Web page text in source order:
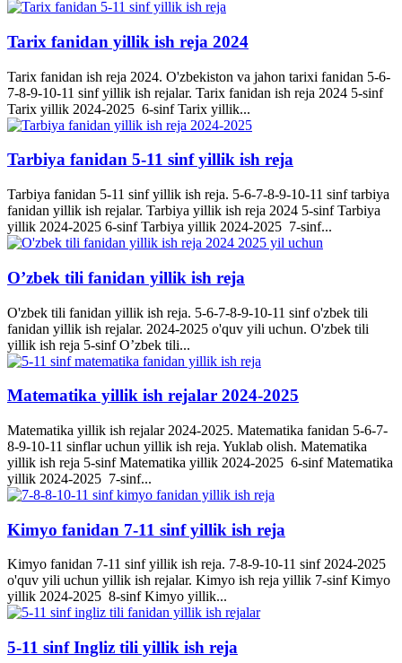
Tarix fanidan yillik ish reja 2024
Tarix fanidan ish reja 2024. O'zbekiston va jahon tarixi fanidan 5-6-
7-8-9-10-11 sinf yillik ish rejalar. Tarix fanidan ish reja 2024 5-sinf
Tarix yillik 2024-2025 6-sinf Tarix yillik...
Tarbiya fanidan 5-11 sinf yillik ish reja
Tarbiya fanidan 5-11 sinf yillik ish reja. 5-6-7-8-9-10-11 sinf tarbiya
fanidan yillik ish rejalar. Tarbiya yillik ish reja 2024 5-sinf Tarbiya
yillik 2024-2025 6-sinf Tarbiya yillik 2024-2025 7-sinf...
O’zbek tili fanidan yillik ish reja
O'zbek tili fanidan yillik ish reja. 5-6-7-8-9-10-11 sinf o'zbek tili
fanidan yillik ish rejalar. 2024-2025 o'quv yili uchun. O'zbek tili
yillik ish reja 5-sinf O’zbek tili...
Matematika yillik ish rejalar 2024-2025
Matematika yillik ish rejalar 2024-2025. Matematika fanidan 5-6-7-
8-9-10-11 sinflar uchun yillik ish reja. Yuklab olish. Matematika
yillik ish reja 5-sinf Matematika yillik 2024-2025 6-sinf Matematika
yillik 2024-2025 7-sinf...
Kimyo fanidan 7-11 sinf yillik ish reja
Kimyo fanidan 7-11 sinf yillik ish reja. 7-8-9-10-11 sinf 2024-2025
o'quv yili uchun yillik ish rejalar. Kimyo ish reja yillik 7-sinf Kimyo
yillik 2024-2025 8-sinf Kimyo yillik...
5-11 sinf Ingliz tili yillik ish reja